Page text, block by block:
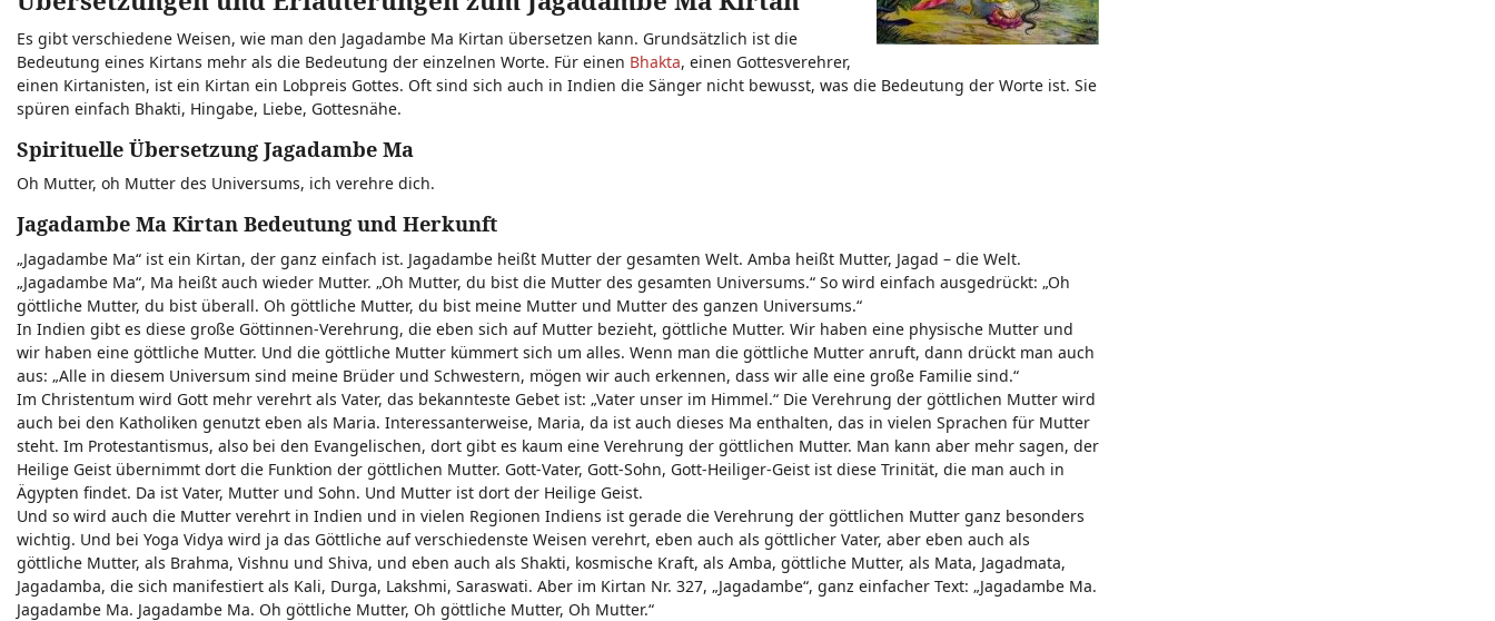
Es gibt verschiedene Weisen, wie man den Jagadambe Ma Kirtan übersetzen kann. Grundsätzlich ist die
Bedeutung eines Kirtans mehr als die Bedeutung der einzelnen Worte. Für einen Bhakta, einen Gottesverehrer,
einen Kirtanisten, ist ein Kirtan ein Lobpreis Gottes. Oft sind sich auch in Indien die Sänger nicht bewusst, was die Bedeutung der Worte ist. Sie
spüren einfach Bhakti, Hingabe, Liebe, Gottesnähe.
Spirituelle Übersetzung Jagadambe Ma
Oh Mutter, oh Mutter des Universums, ich verehre dich.
Jagadambe Ma Kirtan Bedeutung und Herkunft
„Jagadambe Ma“ ist ein Kirtan, der ganz einfach ist. Jagadambe heißt Mutter der gesamten Welt. Amba heißt Mutter, Jagad – die Welt.
„Jagadambe Ma“, Ma heißt auch wieder Mutter. „Oh Mutter, du bist die Mutter des gesamten Universums.“ So wird einfach ausgedrückt: „Oh
göttliche Mutter, du bist überall. Oh göttliche Mutter, du bist meine Mutter und Mutter des ganzen Universums.“
In Indien gibt es diese große Göttinnen-Verehrung, die eben sich auf Mutter bezieht, göttliche Mutter. Wir haben eine physische Mutter und
wir haben eine göttliche Mutter. Und die göttliche Mutter kümmert sich um alles. Wenn man die göttliche Mutter anruft, dann drückt man auch
aus: „Alle in diesem Universum sind meine Brüder und Schwestern, mögen wir auch erkennen, dass wir alle eine große Familie sind.“
Im Christentum wird Gott mehr verehrt als Vater, das bekannteste Gebet ist: „Vater unser im Himmel.“ Die Verehrung der göttlichen Mutter wird
auch bei den Katholiken genutzt eben als Maria. Interessanterweise, Maria, da ist auch dieses Ma enthalten, das in vielen Sprachen für Mutter
steht. Im Protestantismus, also bei den Evangelischen, dort gibt es kaum eine Verehrung der göttlichen Mutter. Man kann aber mehr sagen, der
Heilige Geist übernimmt dort die Funktion der göttlichen Mutter. Gott-Vater, Gott-Sohn, Gott-Heiliger-Geist ist diese Trinität, die man auch in
Ägypten findet. Da ist Vater, Mutter und Sohn. Und Mutter ist dort der Heilige Geist.
Und so wird auch die Mutter verehrt in Indien und in vielen Regionen Indiens ist gerade die Verehrung der göttlichen Mutter ganz besonders
wichtig. Und bei Yoga Vidya wird ja das Göttliche auf verschiedenste Weisen verehrt, eben auch als göttlicher Vater, aber eben auch als
göttliche Mutter, als Brahma, Vishnu und Shiva, und eben auch als Shakti, kosmische Kraft, als Amba, göttliche Mutter, als Mata, Jagadmata,
Jagadamba, die sich manifestiert als Kali, Durga, Lakshmi, Saraswati. Aber im Kirtan Nr. 327, „Jagadambe“, ganz einfacher Text: „Jagadambe Ma.
Jagadambe Ma. Jagadambe Ma. Oh göttliche Mutter, Oh göttliche Mutter, Oh Mutter.“